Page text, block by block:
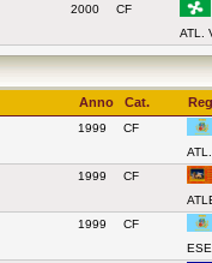
2000 CF
ATL.
Anno Cat.
1999
CF
1999
CF
1999
CF